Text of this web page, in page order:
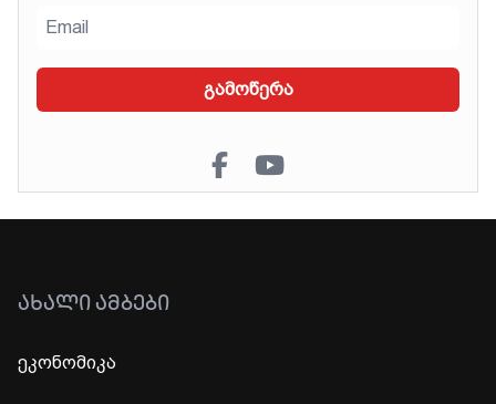
გამოწერა
ᲐᲮᲐᲚᲘ ᲐᲛᲑᲔᲑᲘ
ეკონომიკა